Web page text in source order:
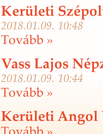
Kerületi
2018.01.09. 10:48
To­vább »
Vass Lajos
2018.01.09. 10:44
To­vább »
Kerületi Angol